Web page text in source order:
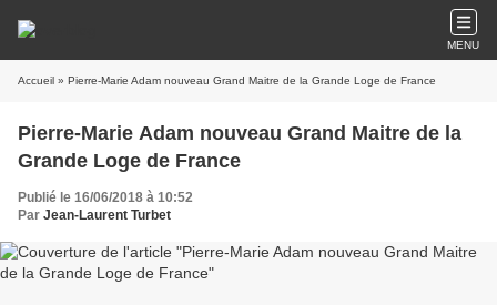
MENU
Accueil » Pierre-Marie Adam nouveau Grand Maitre de la Grande Loge de France
Pierre-Marie Adam nouveau Grand Maitre de la
Grande Loge de France
Publié le 16/06/2018 à 10:52
Par Jean-Laurent Turbet